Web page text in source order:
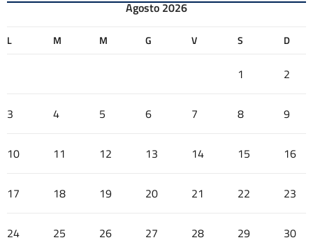
Agosto 2026
L M M G V S D
1 2
3 4 5 6 7 8 9
10 11 12 13 14 15 16
17 18 19 20 21 22 23
24 25 26 27 28 29 30